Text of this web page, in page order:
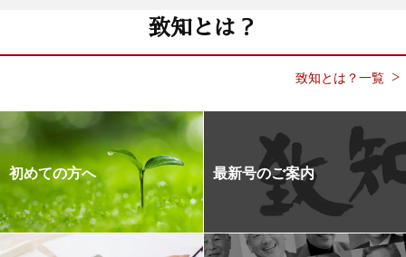
致知とは？
致知とは？一覧
初めての方へ 最新号のご案内